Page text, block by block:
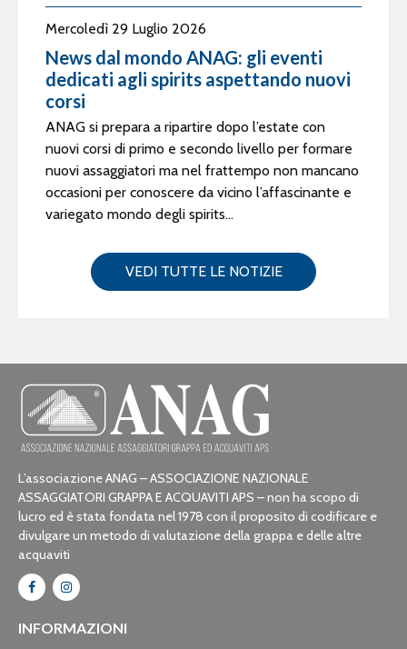
Mercoledì 29 Luglio 2026
News dal mondo ANAG: gli eventi
dedicati agli spirits aspettando nuovi
corsi
ANAG si prepara a ripartire dopo l’estate con
nuovi corsi di primo e secondo livello per formare
nuovi assaggiatori ma nel frattempo non mancano
occasioni per conoscere da vicino l’affascinante e
variegato mondo degli spirits...
VEDI TUTTE LE NOTIZIE
L’associazione ANAG – ASSOCIAZIONE NAZIONALE
ASSAGGIATORI GRAPPA E ACQUAVITI APS – non ha scopo di
lucro ed è stata fondata nel 1978 con il proposito di codificare e
divulgare un metodo di valutazione della grappa e delle altre
acquaviti
INFORMAZIONI